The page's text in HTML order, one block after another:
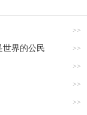
>>
>>
世界的公民
>>
>>
>>